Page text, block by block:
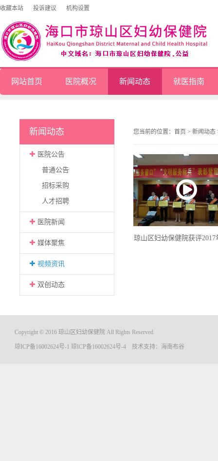
收藏本站 投诉建议 机构设置
网站首页 医院概况 新闻动态 就医指南
新闻动态
医院公告
普通公告
招标采购
人才招聘
医院新闻
媒体聚焦
视频资讯
双创动态
您当前的位置： 首页 > 新闻动态
琼山区妇幼保健院获评2017
Copyright © 2016 琼山区妇幼保健院 All Rights Reserved.
琼ICP备16002624号-1 琼ICP备16002624号-4 技术支持： 海南布谷